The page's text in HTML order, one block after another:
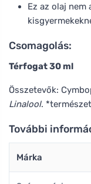
Ez az olaj
Csomagolás:
Térfogat 30 ml
Összetevők:
Linalool.
További
Márka